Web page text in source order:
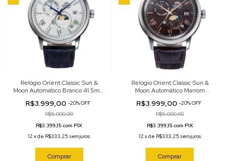
Relógio Orient Classic Sun &
Moon Automático Branco 41.5mm
R$3.999,00-20%OFF
R$5.000,00
R$3.399,15 com PIX
12 xde R$333,25 sem juros
Comprar
Relógio Orient Classic Sun &
Moon Automático Marrom
R$3.999,00 -20%OFF
R$5.000,00
R$3.399,15 com PIX
12 xde R$333,25 sem juros
Comprar